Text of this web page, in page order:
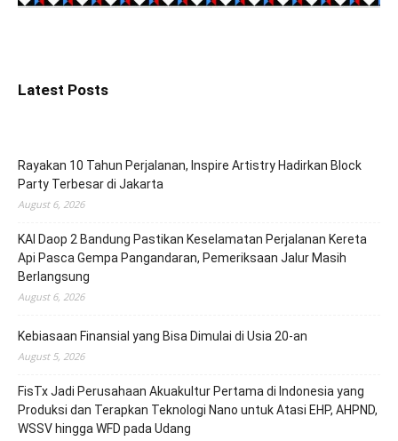
Latest Posts
Rayakan 10 Tahun Perjalanan, Inspire Artistry Hadirkan Block
Party Terbesar di Jakarta
August 6, 2026
KAI Daop 2 Bandung Pastikan Keselamatan Perjalanan Kereta
Api Pasca Gempa Pangandaran, Pemeriksaan Jalur Masih
Berlangsung
August 6, 2026
Kebiasaan Finansial yang Bisa Dimulai di Usia 20-an
August 5, 2026
FisTx Jadi Perusahaan Akuakultur Pertama di Indonesia yang
Produksi dan Terapkan Teknologi Nano untuk Atasi EHP, AHPND,
WSSV hingga WFD pada Udang